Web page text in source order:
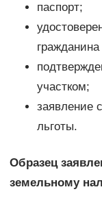
паспорт;
участком;
заявление
льготы.
Образец
земельному